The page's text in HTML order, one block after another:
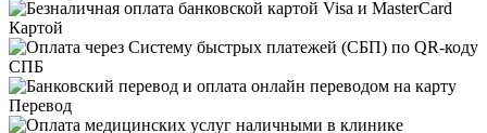
Картой
СПБ
Перевод